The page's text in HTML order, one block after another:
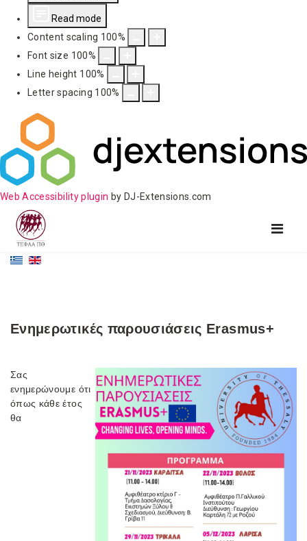
Read mode
Content scaling 100%
Font size 100%
Line height 100%
Letter spacing 100%
Web Accessibility plugin by DJ-Extensions.com
Eνημερωτικές παρουσιάσεις Erasmus+
Σας
ενημερώνουμε ότι
όπως κάθε έτος
θα